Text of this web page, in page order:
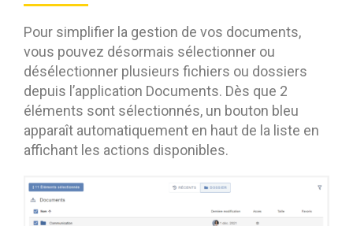
Pour simplifier la gestion de vos documents,
vous pouvez désormais sélectionner ou
désélectionner plusieurs fichiers ou dossiers
depuis l’application Documents. Dès que 2
éléments sont sélectionnés, un bouton bleu
apparaît automatiquement en haut de la liste en
affichant les actions disponibles.